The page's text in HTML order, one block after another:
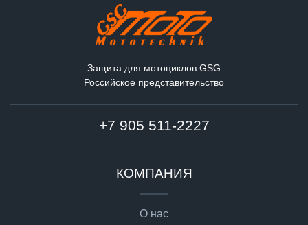
Защита для мотоциклов GSG
Российское представительство
+7 905 511-2227
КОМПАНИЯ
О нас